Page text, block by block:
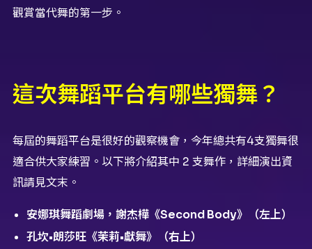
觀賞當代舞的第一步。
這次舞蹈平台有哪些獨舞？
每屆的舞蹈平台是很好的觀察機會，今年總共有4支獨舞很
適合供大家練習。以下將介紹其中 2 支舞作，詳細演出資
訊請見文末。
安娜琪舞蹈劇場，謝杰樺《Second Body》（左上）
孔坎•朗莎旺《茉莉•獻舞》（右上）